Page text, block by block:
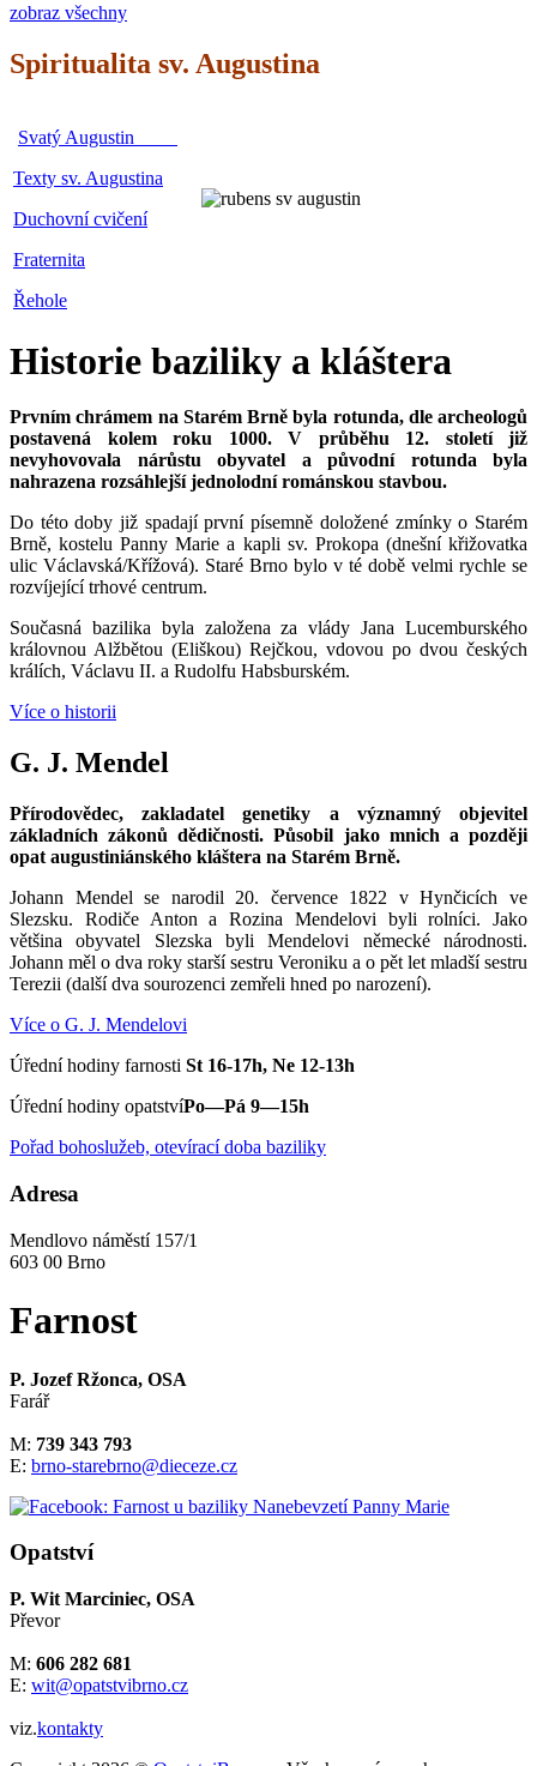
zobraz všechny
Spiritualita sv. Augustina
Svatý Augustin
Texty sv. Augustina
Duchovní cvičení
Fraternita
Řehole
Historie baziliky a kláštera
Prvním chrámem na Starém Brně byla rotunda, dle archeologů
postavená kolem roku 1000. V průběhu 12. století již
nevyhovovala nárůstu obyvatel a původní rotunda byla
nahrazena rozsáhlejší jednolodní románskou stavbou.
Do této doby již spadají první písemně doložené zmínky o Starém
Brně, kostelu Panny Marie a kapli sv. Prokopa (dnešní křižovatka
ulic Václavská/Křížová). Staré Brno bylo v té době velmi rychle se
rozvíjející trhové centrum.
Současná bazilika byla založena za vlády Jana Lucemburského
královnou Alžbětou (Eliškou) Rejčkou, vdovou po dvou českých
králích, Václavu II. a Rudolfu Habsburském.
Více o historii
G. J. Mendel
Přírodovědec, zakladatel genetiky a významný objevitel
základních zákonů dědičnosti. Působil jako mnich a později
opat augustiniánského kláštera na Starém Brně.
Johann Mendel se narodil 20. července 1822 v Hynčicích ve
Slezsku. Rodiče Anton a Rozina Mendelovi byli rolníci. Jako
většina obyvatel Slezska byli Mendelovi německé národnosti.
Johann měl o dva roky starší sestru Veroniku a o pět let mladší sestru
Terezii (další dva sourozenci zemřeli hned po narození).
Více o G. J. Mendelovi
Úřední hodiny farnosti St 16-17h, Ne 12-13h
Úřední hodiny opatstvíPo—Pá 9—15h
Pořad bohoslužeb, otevírací doba baziliky
Adresa
Mendlovo náměstí 157/1
603 00 Brno
Farnost
P. Jozef Ržonca, OSA
Farář
M: 739 343 793
E: brno-starebrno@dieceze.cz
Opatství
P. Wit Marciniec, OSA
Převor
M: 606 282 681
E: wit@opatstvibrno.cz
viz.kontakty